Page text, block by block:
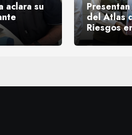
aclara su
del Atlas
Riesgos